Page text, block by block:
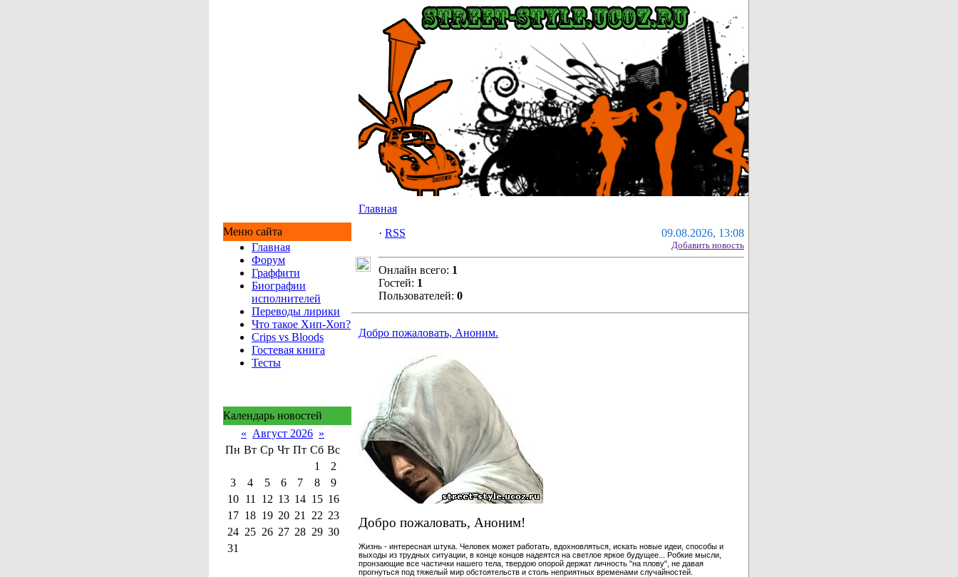
Главная
Меню сайта
Главная
Форум
Граффити
Биографии
исполнителей
Переводы лирики
Что такое Хип-Хоп?
Crips vs Bloods
Гостевая книга
Тесты
Календарь новостей
« Август 2026 »
Пн Вт Ср Чт Пт Сб Вс
1
2
3
4 5 6 7 8
9
10
11 12 13 14 15 16
17 18 19 20 21 22 23
24 25 26 27 28 29 30
31
· RSS 09.08.2026, 13:08
Добавить новость
Онлайн всего: 1
Гостей: 1
Пользователей: 0
Добро пожаловать, Аноним.
Добро пожаловать, Аноним!
Жизнь - интересная штука. Человек может работать, вдохновляться, искать новые идеи, способы и
выходы из трудных ситуации, в конце концов надеятся на светлое яркое будущее... Робкие мысли,
пронзающие все частички нашего тела, твердою опорой держат личность "на плову", не давая
прогнуться под тяжелый мир обстоятельств и столь неприятных временами случайностей.